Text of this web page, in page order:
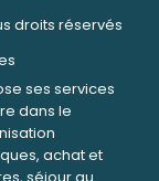
droits réservés
ses services
dans le
achat et
séjour au